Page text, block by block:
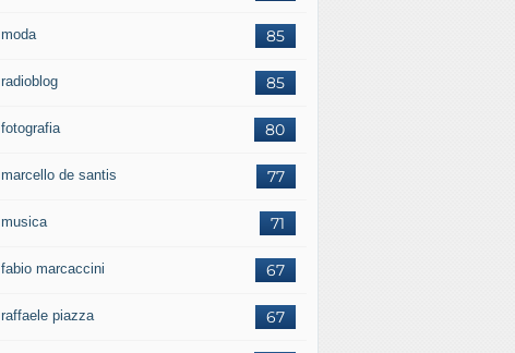
85
moda
85
radioblog
80
fotografia
77
marcello de santis
71
musica
67
fabio marcaccini
67
raffaele piazza